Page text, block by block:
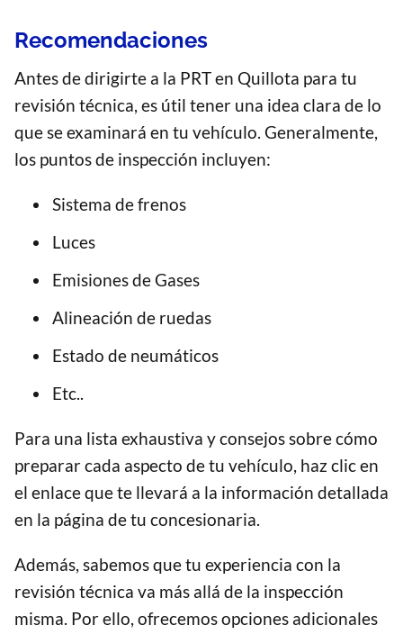
Recomendaciones
Antes de dirigirte a la PRT en Quillota para tu
revisión técnica, es útil tener una idea clara de lo
que se examinará en tu vehículo. Generalmente,
los puntos de inspección incluyen:
Sistema de frenos
Luces
Emisiones de Gases
Alineación de ruedas
Estado de neumáticos
Etc..
Para una lista exhaustiva y consejos sobre cómo
preparar cada aspecto de tu vehículo, haz clic en
el enlace que te llevará a la información detallada
en la página de tu concesionaria.
Además, sabemos que tu experiencia con la
revisión técnica va más allá de la inspección
misma. Por ello, ofrecemos opciones adicionales